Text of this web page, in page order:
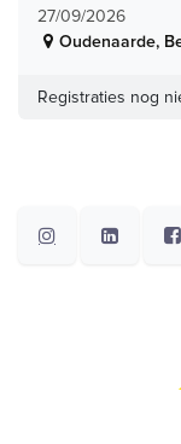
27/09/2026
Oudenaarde,
Registraties nog